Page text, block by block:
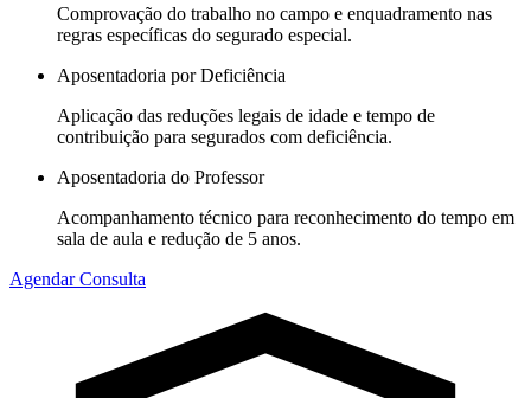
Comprovação do trabalho no campo e enquadramento nas
regras específicas do segurado especial.
Aposentadoria por Deficiência
Aplicação das reduções legais de idade e tempo de
contribuição para segurados com deficiência.
Aposentadoria do Professor
Acompanhamento técnico para reconhecimento do tempo em
sala de aula e redução de 5 anos.
Agendar Consulta